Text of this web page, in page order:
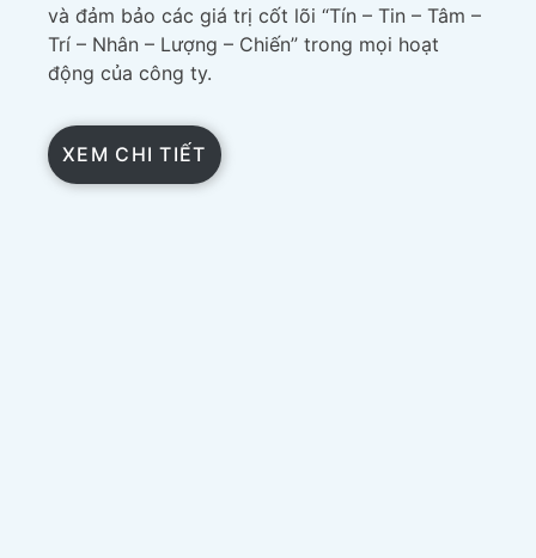
và đảm bảo các giá trị cốt lõi “Tín – Tin – Tâm –
Trí – Nhân – Lượng – Chiến” trong mọi hoạt
động của công ty.
XEM CHI TIẾT